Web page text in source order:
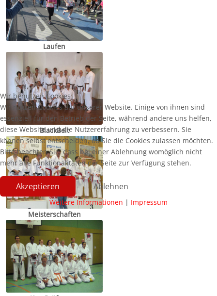
Laufen
BlackBelt
Meisterschaften
Wir benutzen Cookies
Wir nutzen Cookies auf unserer Website. Einige von ihnen sind
essenziell für den Betrieb der Seite, während andere uns helfen,
diese Website und die Nutzererfahrung zu verbessern. Sie
können selbst entscheiden, ob Sie die Cookies zulassen möchten.
Bitte beachten Sie, dass bei einer Ablehnung womöglich nicht
mehr alle Funktionalitäten der Seite zur Verfügung stehen.
Akzeptieren Ablehnen
Weitere Informationen | Impressum